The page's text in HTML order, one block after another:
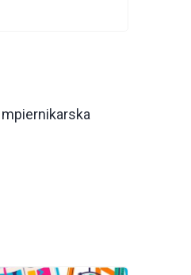
mpiernikarska